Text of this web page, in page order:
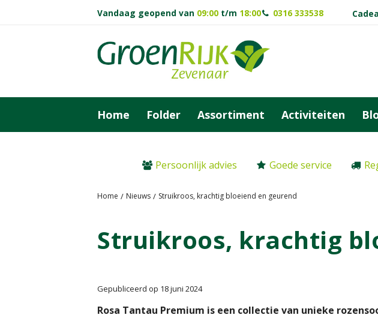
Persoonlijk advies Goede service
Home Nieuws Struikroos, krachtig bloeiend en geurend
Vandaag geopend van 09:00 t/m 18:00 0316 333538
Home Folder Assortiment Activiteiten
Struikroos, krachtig
Gepubliceerd op 18 juni 2024
Rosa Tantau Premium is een collectie van unieke